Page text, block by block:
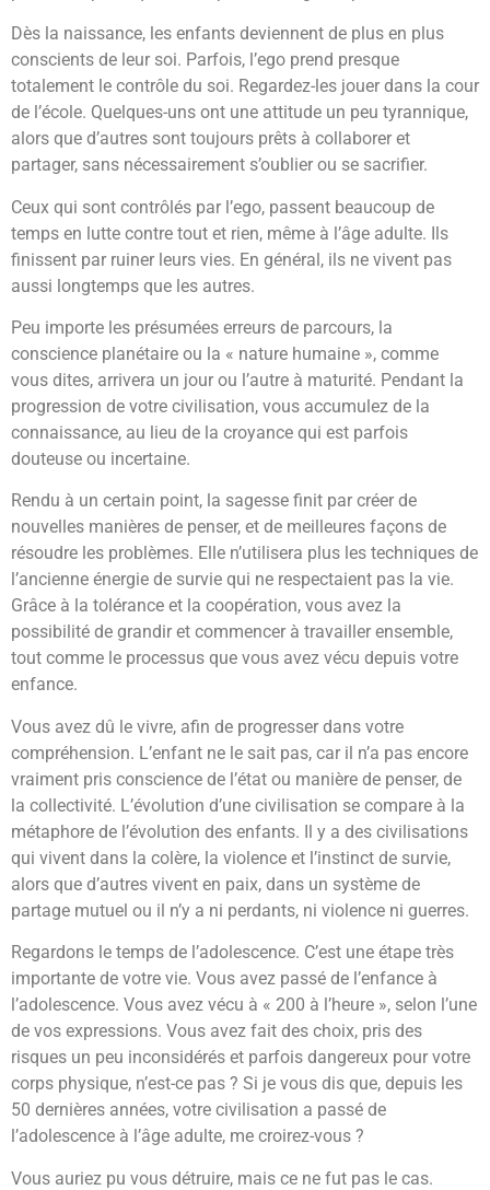
Dès la naissance, les enfants deviennent de plus en plus
conscients de leur soi. Parfois, l’ego prend presque
totalement le contrôle du soi. Regardez-les jouer dans la cour
de l’école. Quelques-uns ont une attitude un peu tyrannique,
alors que d’autres sont toujours prêts à collaborer et
partager, sans nécessairement s’oublier ou se sacrifier.
Ceux qui sont contrôlés par l’ego, passent beaucoup de
temps en lutte contre tout et rien, même à l’âge adulte. Ils
finissent par ruiner leurs vies. En général, ils ne vivent pas
aussi longtemps que les autres.
Peu importe les présumées erreurs de parcours, la
conscience planétaire ou la « nature humaine », comme
vous dites, arrivera un jour ou l’autre à maturité. Pendant la
progression de votre civilisation, vous accumulez de la
connaissance, au lieu de la croyance qui est parfois
douteuse ou incertaine.
Rendu à un certain point, la sagesse finit par créer de
nouvelles manières de penser, et de meilleures façons de
résoudre les problèmes. Elle n’utilisera plus les techniques de
l’ancienne énergie de survie qui ne respectaient pas la vie.
Grâce à la tolérance et la coopération, vous avez la
possibilité de grandir et commencer à travailler ensemble,
tout comme le processus que vous avez vécu depuis votre
enfance.
Vous avez dû le vivre, afin de progresser dans votre
compréhension. L’enfant ne le sait pas, car il n’a pas encore
vraiment pris conscience de l’état ou manière de penser, de
la collectivité. L’évolution d’une civilisation se compare à la
métaphore de l’évolution des enfants. Il y a des civilisations
qui vivent dans la colère, la violence et l’instinct de survie,
alors que d’autres vivent en paix, dans un système de
partage mutuel ou il n’y a ni perdants, ni violence ni guerres.
Regardons le temps de l’adolescence. C’est une étape très
importante de votre vie. Vous avez passé de l’enfance à
l’adolescence. Vous avez vécu à « 200 à l’heure », selon l’une
de vos expressions. Vous avez fait des choix, pris des
risques un peu inconsidérés et parfois dangereux pour votre
corps physique, n’est-ce pas ? Si je vous dis que, depuis les
50 dernières années, votre civilisation a passé de
l’adolescence à l’âge adulte, me croirez-vous ?
Vous auriez pu vous détruire, mais ce ne fut pas le cas.